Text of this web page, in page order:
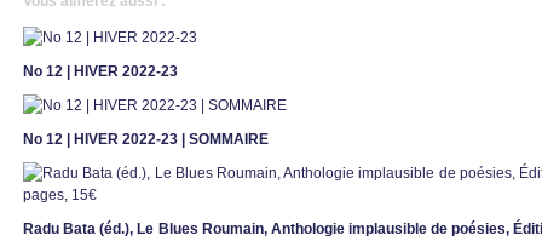
No 12 | HIVER 2022-23
No 12 | HIVER 2022-23 | SOMMAIRE
Radu Bata (éd.), Le Blues Roumain, Anthologie implausible de poésies,